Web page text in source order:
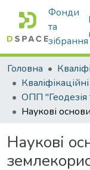
Фонди
та
зібрання
Головна
Наукові